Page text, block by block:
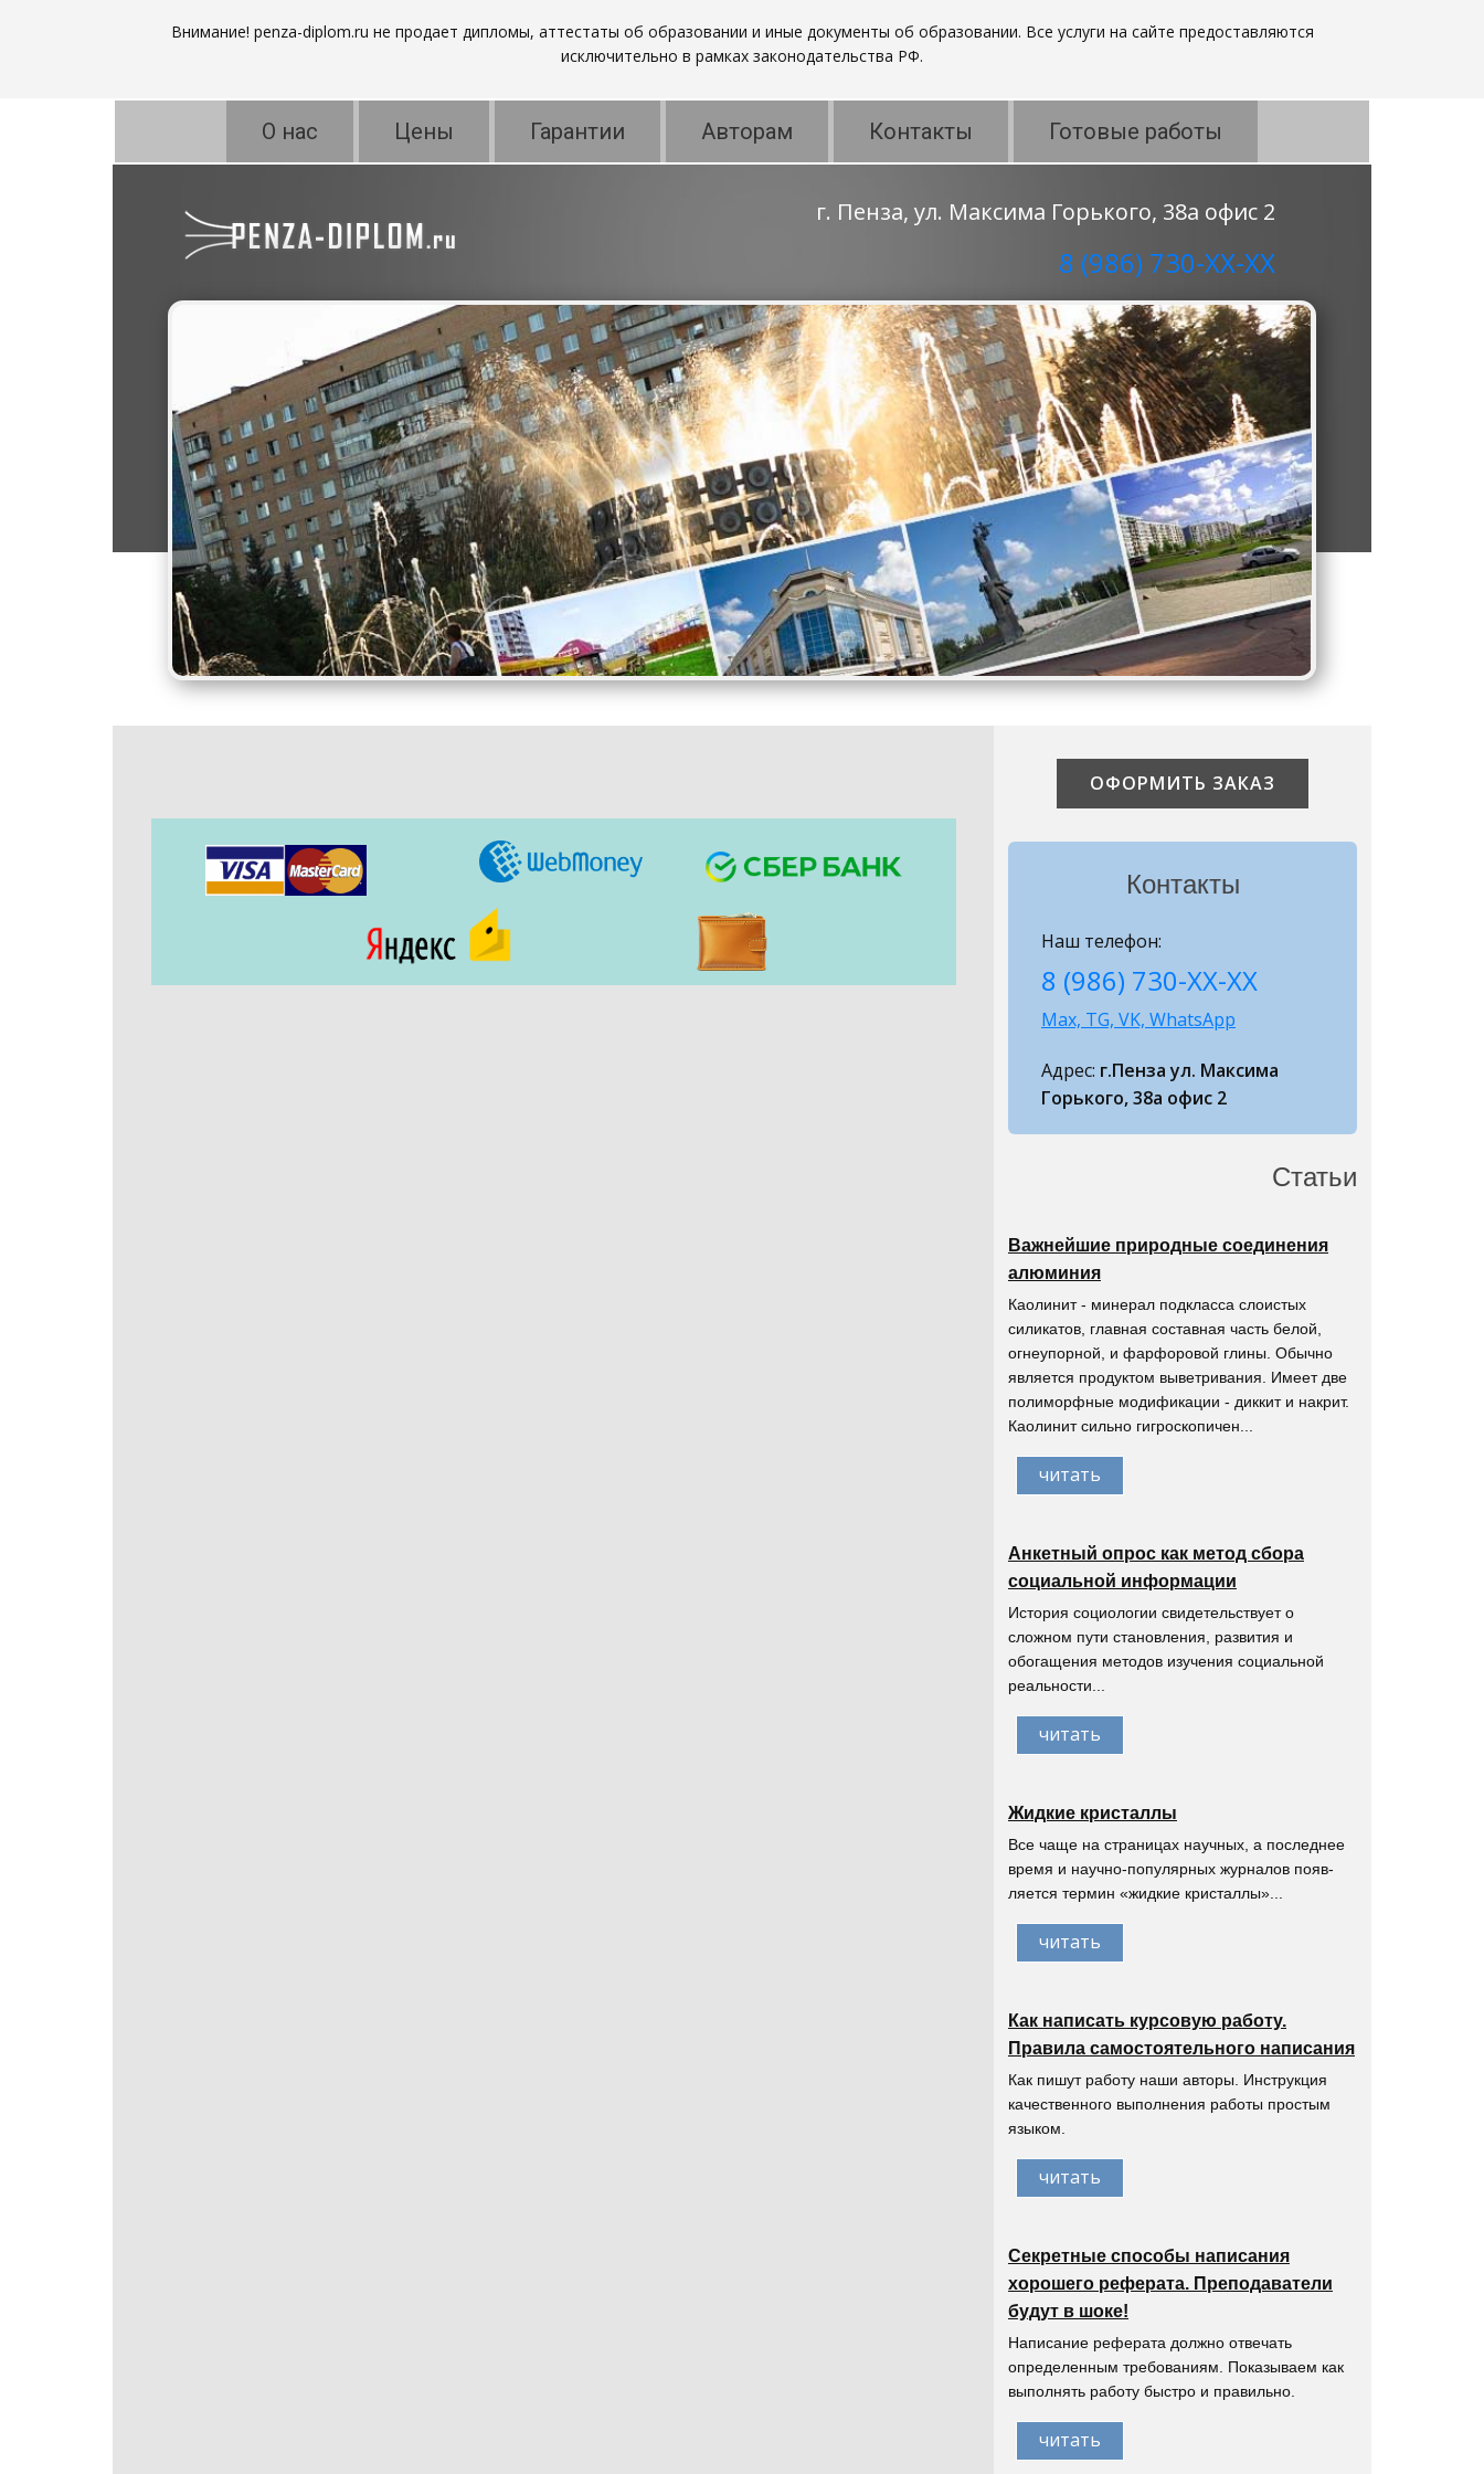
Внимание! penza-diplom.ru не продает дипломы, аттестаты об образовании и иные документы об образовании. Все услуги на сайте предоставляются
исключительно в рамках законодательства РФ.
О нас Цены Гарантии Авторам Контакты Готовые работы
г. Пенза, ул. Максима Горького, 38а офис 2
8 (986) 730-ХХ-ХХ
ОФОРМИТЬ ЗАКАЗ
Контакты
Наш телефон:
8 (986) 730-ХХ-ХХ
Max, TG, VK, WhatsApp
Адрес: г.Пенза ул. Максима
Горького, 38а офис 2
Статьи
Важнейшие природные соединения
алюминия
Каолинит - минерал подкласса слоистых
силикатов, главная составная часть белой,
огнеупорной, и фарфоровой глины. Обычно
является продуктом выветривания. Имеет две
полиморфные модификации - диккит и накрит.
Каолинит сильно гигроскопичен...
читать
Анкетный опрос как метод сбора
социальной информации
История социологии свидетельствует о
сложном пути становления, развития и
обогащения методов изучения социальной
реальности...
читать
Жидкие кристаллы
Все чаще на страницах научных, а последнее
время и научно-популярных журналов появ-
ляется термин «жидкие кристаллы»...
читать
Как написать курсовую работу.
Правила самостоятельного написания
Как пишут работу наши авторы. Инструкция
качественного выполнения работы простым
языком.
читать
Секретные способы написания
хорошего реферата. Преподаватели
будут в шоке!
Написание реферата должно отвечать
определенным требованиям. Показываем как
выполнять работу быстро и правильно.
читать